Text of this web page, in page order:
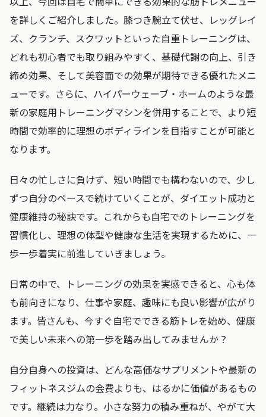
を詳しくご紹介しました。膝つき腕立て伏せ、レッグレイ
ズ、クランチ、スクワットといった自重トレーニングは、
どれも初心者でも取り組みやすく、基礎代謝の向上、引き
締め効果、そして美容面での効果が期待できる優れたメニ
ューです。さらに、ハイパーウェーブ・ホームのような最
新の家庭用トレーニングマシンを併用することで、より短
時間で効率的に理想のボディラインを目指すことが可能と
なります。
日々の忙しさに負けず、短い時間でも構わないので、少し
ずつ自分のペースで続けていくことが、ダイエット成功と
健康維持の秘訣です。これからも自宅でのトレーニングを
習慣化し、理想の体型や健康な生活を実現するために、一
歩一歩着実に前進していきましょう。
日常の中で、トレーニングの効果を実感できると、心も体
も前向きになり、仕事や家庭、趣味にも良い影響が広がり
ます。皆さんも、今すぐ自宅でできる筋トレを始め、健康
で美しい未来への第一歩を踏み出してみませんか？
自分自身への投資は、どんな高価なサプリメントや最新の
フィットネスジムの会費よりも、はるかに価値があるもの
です。継続は力なり。小さな努力の積み重ねが、やがて大